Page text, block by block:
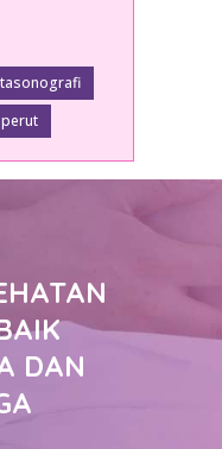
DAN